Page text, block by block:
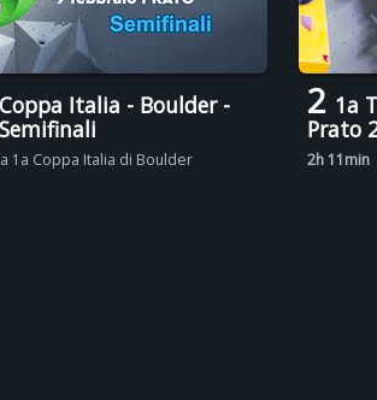
Italia - Boulder -
1a Coppa Italia di Boulder
2 1a
Prato
2h 11min